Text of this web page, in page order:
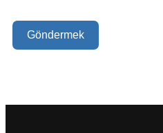
Göndermek